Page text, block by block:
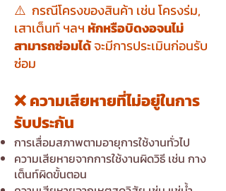
⚠️ กรณีโครงของสินค้า เช่น โครงร่ม,
เสาเต็นท์ ฯลฯหักหรือบิดงอจนไม่
สามารถซ่อมได้จะมีการประเมินก่อนรับ
ซ่อม
❌ ความเสียหายที่ไม่อยู่ในการ
รับประกัน
การเสื่อมสภาพตามอายุการใช้งานทั่วไป
ความเสียหายจากการใช้งานผิดวิธี เช่น กาง
เต็นท์ผิดขั้นตอน